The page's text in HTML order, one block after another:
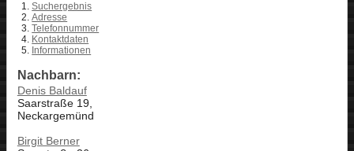
Suchergebnis
Adresse
Telefonnummer
Kontaktdaten
Informationen
Nachbarn:
Denis Baldauf
Saarstraße 19,
Neckargemünd
Birgit Berner